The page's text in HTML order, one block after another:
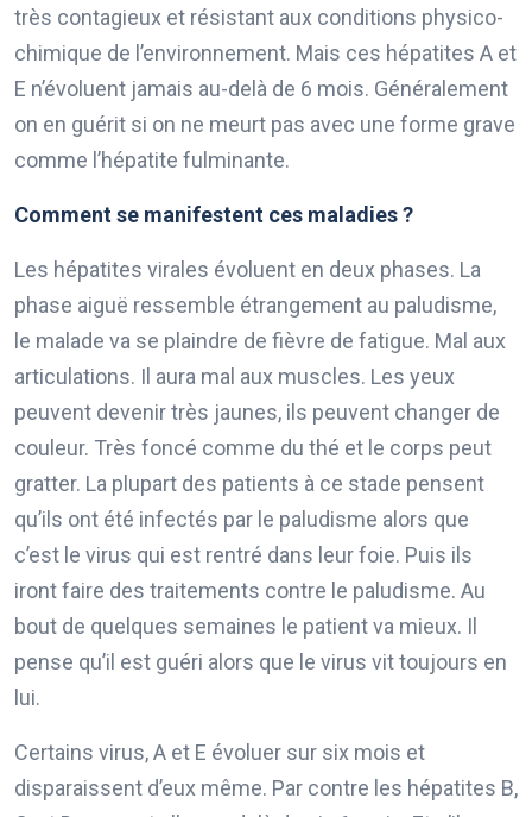
très contagieux et résistant aux conditions physico-
chimique de l’environnement. Mais ces hépatites A et
E n’évoluent jamais au-delà de 6 mois. Généralement
on en guérit si on ne meurt pas avec une forme grave
comme l’hépatite fulminante.
Comment se manifestent ces maladies ?
Les hépatites virales évoluent en deux phases. La
phase aiguë ressemble étrangement au paludisme,
le malade va se plaindre de fièvre de fatigue. Mal aux
articulations. Il aura mal aux muscles. Les yeux
peuvent devenir très jaunes, ils peuvent changer de
couleur. Très foncé comme du thé et le corps peut
gratter. La plupart des patients à ce stade pensent
qu’ils ont été infectés par le paludisme alors que
c’est le virus qui est rentré dans leur foie. Puis ils
iront faire des traitements contre le paludisme. Au
bout de quelques semaines le patient va mieux. Il
pense qu’il est guéri alors que le virus vit toujours en
lui.
Certains virus, A et E évoluer sur six mois et
disparaissent d’eux même. Par contre les hépatites B,